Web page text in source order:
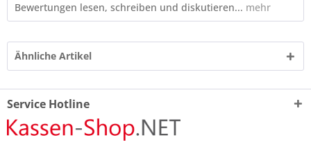
Bewertungen lesen, schreiben und diskutieren... mehr
Ähnliche Artikel
Service Hotline